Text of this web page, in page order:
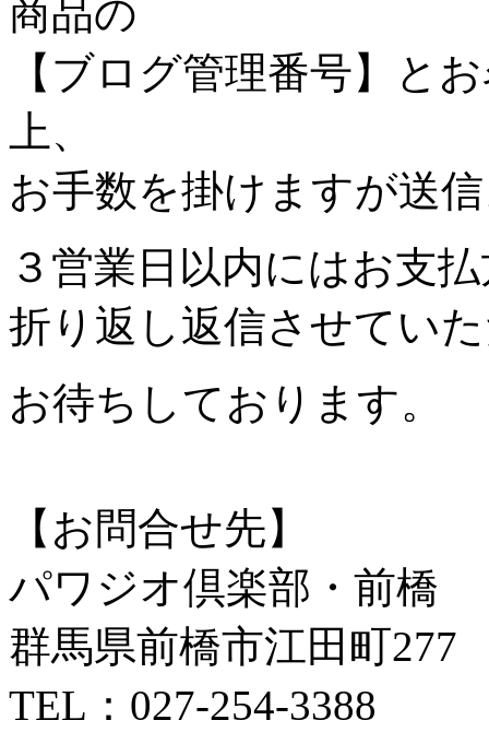
商品の
【ブログ管理番号】と
上、
お手数を掛けますが送
３営業日以内にはお支
折り返し返信させてい
お待ちしております。
【お問合せ先】
パワジオ倶楽部・前橋
群馬県前橋市江田町277
TEL：027-254-3388